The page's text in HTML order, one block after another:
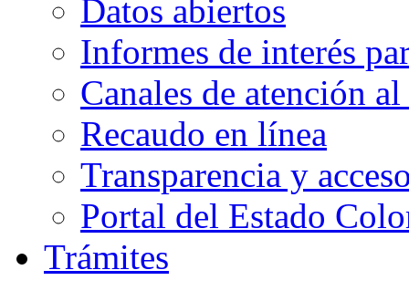
Datos abiertos
Informes de interés
Canales de atención
Recaudo en línea
Transparencia y
Portal del Estado
Trámites